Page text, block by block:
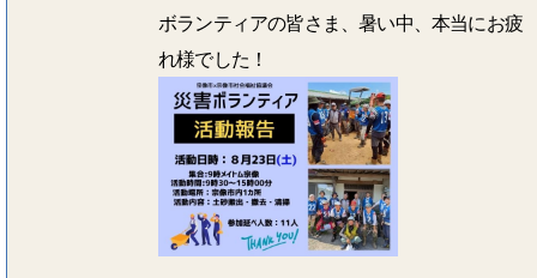
ボランティアの皆さま、暑い中、本当にお疲
れ様でした！